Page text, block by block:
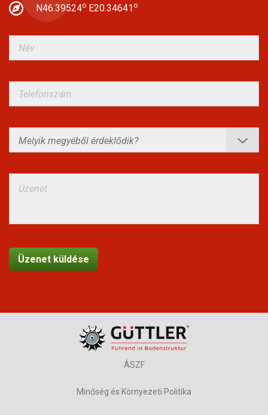
N46.39524o E20.34641 o
ÁSZF
Minőség és Környezeti Politika